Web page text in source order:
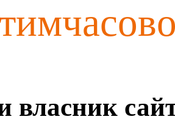
власник